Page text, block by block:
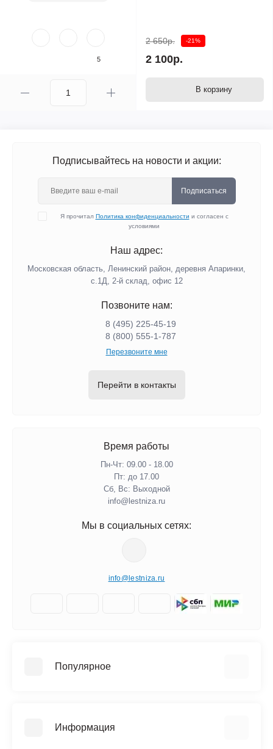
5
2 650р. -21%
2 100р.
В корзину
Подписывайтесь на новости и акции:
Подписаться
Я прочитал Политика конфиденциальности и согласен с
условиями
Наш адрес:
Московская область, Ленинский район, деревня Апаринки,
с.1Д, 2-й склад, офис 12
Позвоните нам:
8 (495) 225-45-19
8 (800) 555-1-787
Перезвоните мне
Перейти в контакты
Время работы
Пн-Чт: 09.00 - 18.00
Пт: до 17.00
Сб, Вс: Выходной
info@lestniza.ru
Мы в социальных сетях:
info@lestniza.ru
Популярное
Четырехсекционные лестницы
Информация